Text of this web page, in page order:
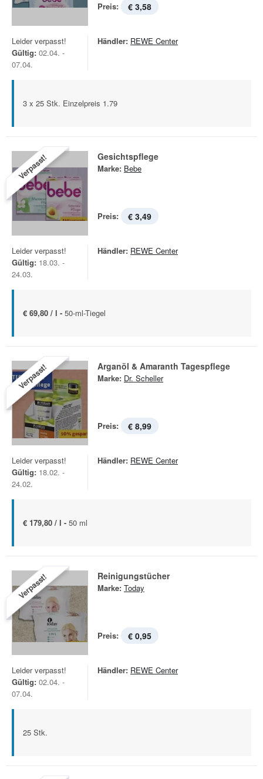
Preis: € 3,58
Leider verpasst!
Gültig: 02.04. -
07.04.
Händler: REWE Center
3 x 25 Stk. Einzelpreis 1.79
Verpasst! Gesichtspflege
Marke: Bebe
Preis: € 3,49
Leider verpasst!
Gültig: 18.03. -
24.03.
Händler: REWE Center
€ 69,80 / l - 50-ml-Tiegel
Verpasst! Arganöl & Amaranth Tagespflege
Marke: Dr. Scheller
Preis: € 8,99
Leider verpasst!
Gültig: 18.02. -
24.02.
Händler: REWE Center
€ 179,80 / l - 50 ml
Verpasst! Reinigungstücher
Marke: Today
Preis: € 0,95
Leider verpasst!
Gültig: 02.04. -
07.04.
Händler: REWE Center
25 Stk.